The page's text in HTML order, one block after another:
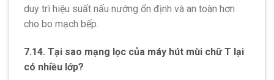
duy trì hiệu suất nấu nướng ổn định và an toàn hơn
cho bo mạch bếp.
7.14. Tại sao mạng lọc của máy hút mùi chữ T lại
có nhiều lớp?